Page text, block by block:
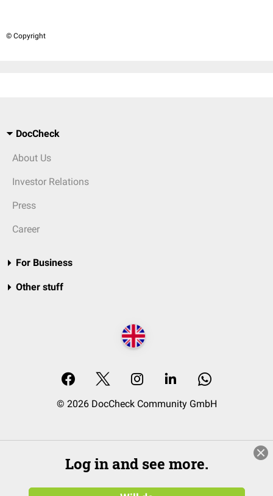
© Copyright
DocCheck
About Us
Investor Relations
Press
Career
For Business
Other stuff
© 2026 DocCheck Community GmbH
Log in and see more.